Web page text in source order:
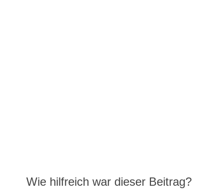
Wie hilfreich war dieser Beitrag?